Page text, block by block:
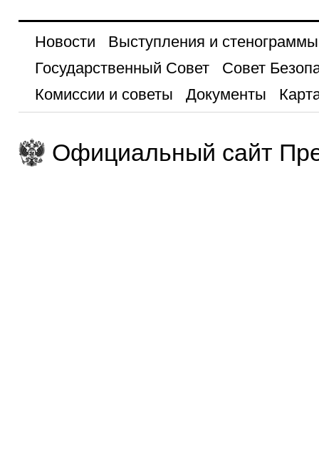
Новости
Выступления и стенограммы
Государственный Совет
Совет
Комиссии и советы
Документы
Официальный сайт